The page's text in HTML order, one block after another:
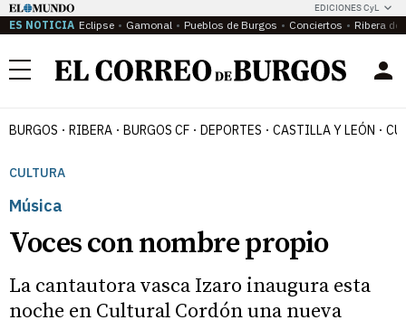
EDICIONES CyL
ES NOTICIA Eclipse Gamonal Pueblos de Burgos Conciertos Ribera del
Menú
BURGOS RIBERA BURGOS CF DEPORTES CASTILLA Y LEÓN
CULTURA
Música
Voces con nombre propio
La cantautora vasca Izaro inaugura esta
noche en Cultural Cordón una nueva